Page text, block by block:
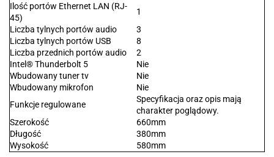
Ilość portów Ethernet LAN (RJ-
45)
1
Liczba tylnych portów audio
3
Liczba tylnych portów USB
8
Liczba przednich portów audio
2
Intel® Thunderbolt 5
Nie
Wbudowany tuner tv
Nie
Wbudowany mikrofon
Nie
Funkcje regulowane
Specyfikacja oraz opis mają
charakter poglądowy.
Szerokość
660mm
Długość
380mm
Wysokość
580mm